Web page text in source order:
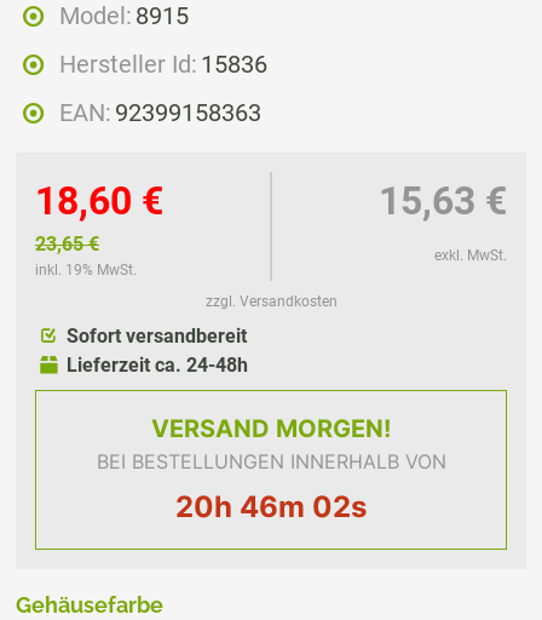
Model: 8915
Hersteller Id: 15836
EAN: 92399158363
18,60 €
23,65 €
inkl. 19% MwSt.
15,63 €
exkl. MwSt.
zzgl. Versandkosten
Sofort versandbereit
Lieferzeit ca. 24-48h
VERSAND MORGEN!
BEI BESTELLUNGEN INNERHALB VON
20h 46m 02s
Gehäusefarbe